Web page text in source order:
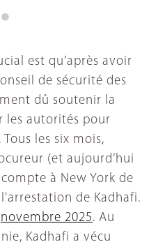
est qu'après avoir
de sécurité des
dû soutenir la
les autorités pour
les six mois,
(et aujourd’hui
à New York de
de Kadhafi.
novembre 2025. Au
Kadhafi a vécu